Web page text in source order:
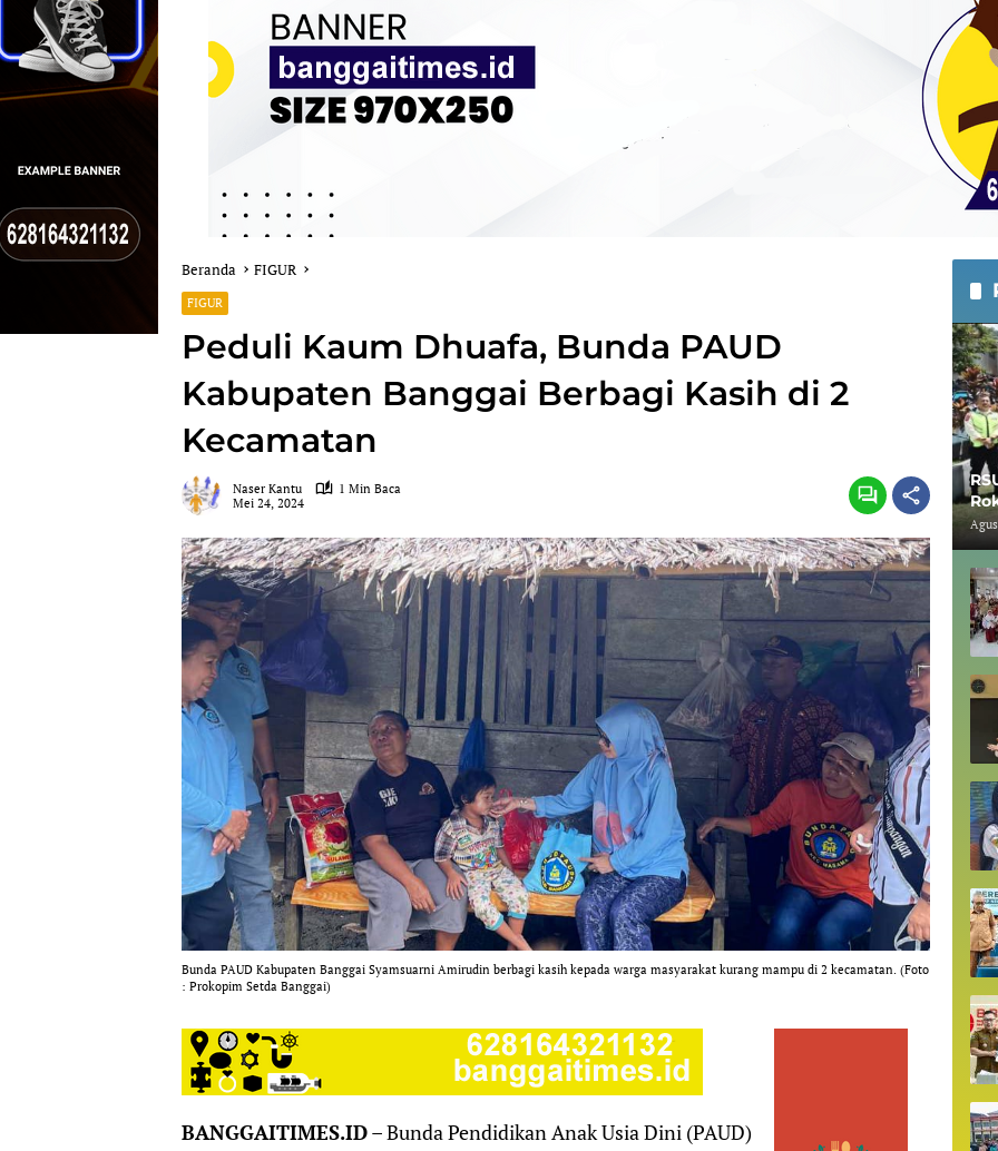
Beranda FIGUR
FIGUR
Peduli Kaum Dhuafa, Bunda PAUD
Kabupaten Banggai Berbagi Kasih di 2
Kecamatan
Naser Kantu
1 Min Baca
Mei 24, 2024
Bunda PAUD Kabupaten Banggai Syamsuarni Amirudin berbagi kasih kepada warga masyarakat kurang mampu di 2 kecamatan. (Foto
: Prokopim Setda Banggai)
BANGGAITIMES.ID– Bunda Pendidikan Anak Usia Dini (PAUD)